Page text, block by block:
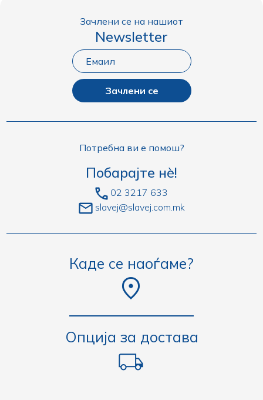
Зачлени се на нашиот
Newsletter
Зачлени се
Потребна ви е помош?
Побарајте нè!
02 3217 633
slavej@slavej.com.mk
Каде се наоѓаме?
Опција за достава